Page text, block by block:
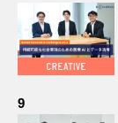
9